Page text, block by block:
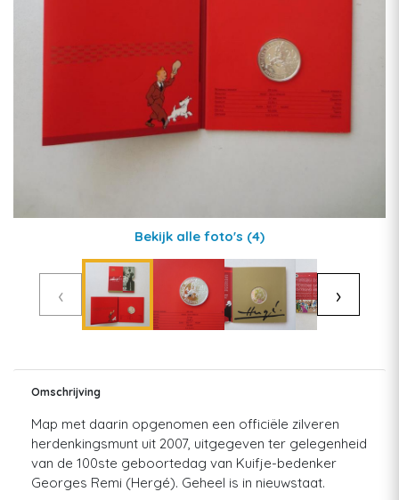
Bekijk alle foto's (4)
‹ ›
Omschrijving
Map met daarin opgenomen een officiële zilveren
herdenkingsmunt uit 2007, uitgegeven ter gelegenheid
van de 100ste geboortedag van Kuifje-bedenker
Georges Remi (Hergé). Geheel is in nieuwstaat.